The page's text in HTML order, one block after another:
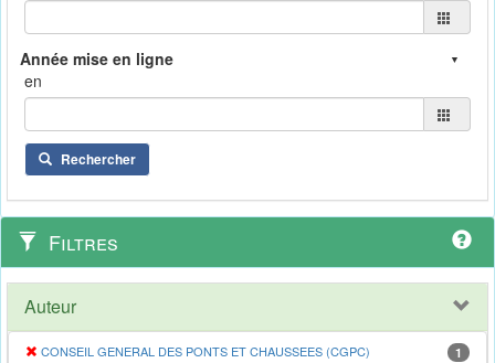
en
Rechercher
Filtres
Auteur
CONSEIL GENERAL DES PONTS ET CHAUSSEES (CGPC) 1